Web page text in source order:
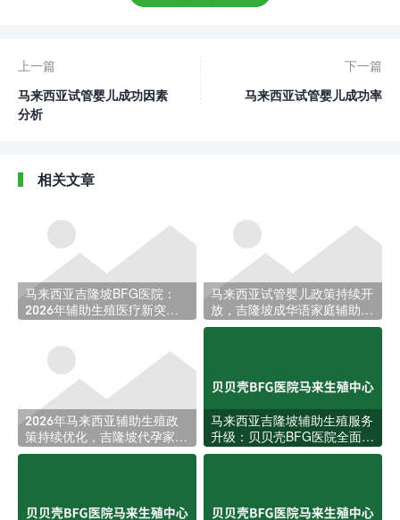
上一篇
马来西亚试管婴儿成功因素
分析
下一篇
马来西亚试管婴儿成功率
相关文章
马来西亚吉隆坡BFG医院：
2026年辅助生殖医疗新突
马来西亚试管婴儿政策持续开
放，吉隆坡成华语家庭辅助生
育新热土
2026年马来西亚辅助生殖政
策持续优化，吉隆坡代孕家庭
迎来更多跨境选择
马来西亚吉隆坡辅助生殖服务
升级：贝贝壳BFG医院全面回
应本地家庭生育需求